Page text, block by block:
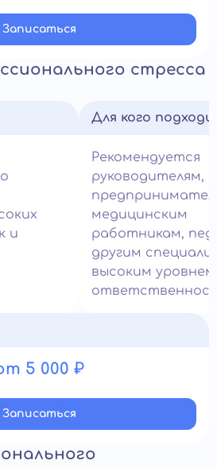
Записатьcя
стресса
и
Для кого
Рекомендуется
руководителям,
медицинским
работникам,
другим
высоким уровнем
5 000 ₽
Записатьcя